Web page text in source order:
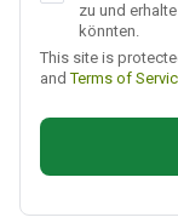
zu und
könnten.
This site is
andTerms of